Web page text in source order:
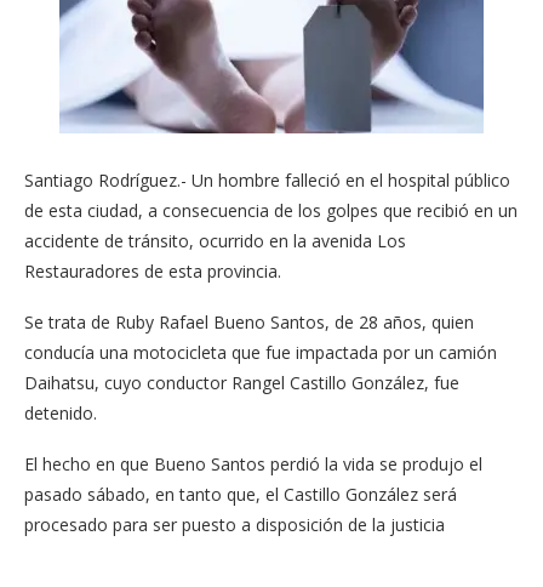
Santiago Rodríguez.- Un hombre falleció en el hospital público
de esta ciudad, a consecuencia de los golpes que recibió en un
accidente de tránsito, ocurrido en la avenida Los
Restauradores de esta provincia.
Se trata de Ruby Rafael Bueno Santos, de 28 años, quien
conducía una motocicleta que fue impactada por un camión
Daihatsu, cuyo conductor Rangel Castillo González, fue
detenido.
El hecho en que Bueno Santos perdió la vida se produjo el
pasado sábado, en tanto que, el Castillo González será
procesado para ser puesto a disposición de la justicia